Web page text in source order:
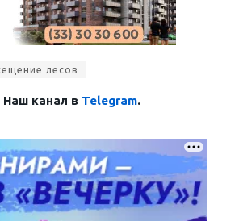
лесов
Наш канал в Telegram.